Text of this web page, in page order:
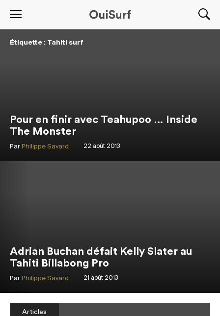
Étiquette : Tahiti surf
Pour en finir avec Teahupoo … Inside
The Monster
22 août 2013
Par Philippe Savard
Adrian Buchan défait Kelly Slater au
Tahiti Billabong Pro
21 août 2013
Par Philippe Savard
Articles